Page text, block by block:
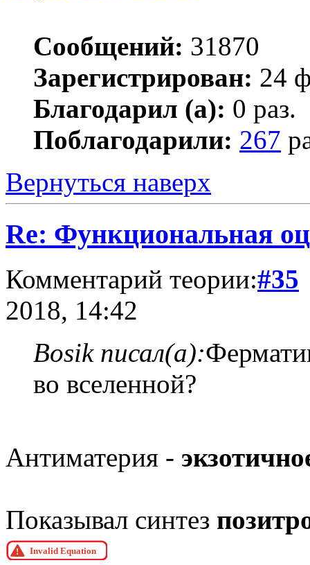
Сообщений: 31870
Зарегистрирован: 24
Благодарил (а): 0 раз.
Поблагодарили: 267
Вернуться наверх
Re: Функциональная
Комментарий теории:#35
2018, 14:42
Bosik писал(а):
во вселенной?
Антиматерия -
Показывал синтез